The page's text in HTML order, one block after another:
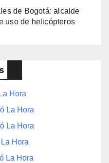
de Bogotá: alcalde
uso de helicópteros
Hora
La Hora
La Hora
Hora
La Hora